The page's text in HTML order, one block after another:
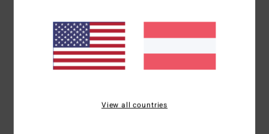
Short John
Gebürstete Innenseite
Verschluss:Klettverschluss
Materialgewicht: 12 g, 350 g/m²
View all countries